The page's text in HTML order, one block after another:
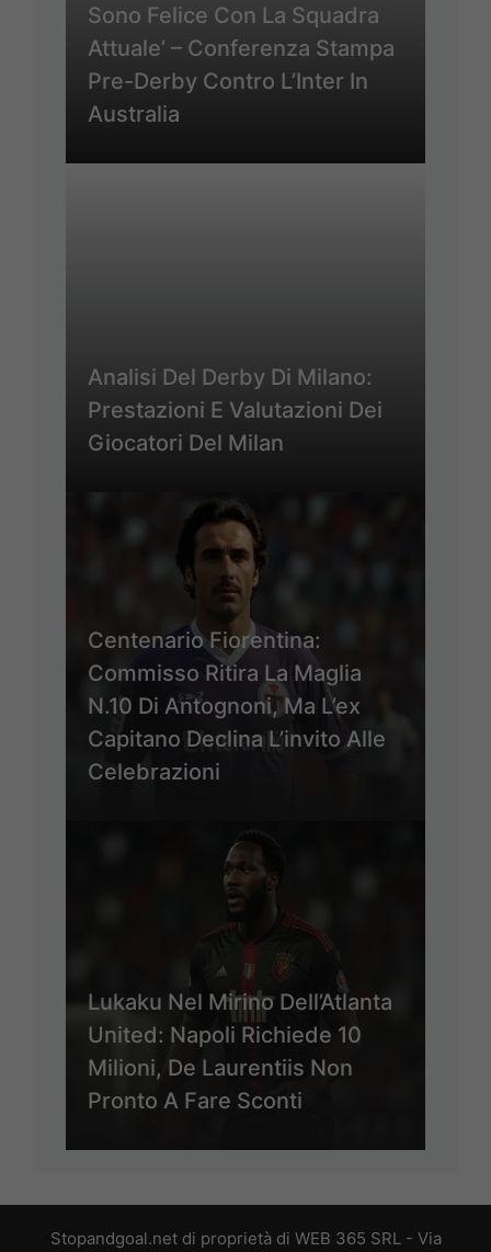
Sono Felice Con La Squadra
Attuale’ – Conferenza Stampa
Pre-Derby Contro L’Inter In
Australia
Analisi Del Derby Di Milano:
Prestazioni E Valutazioni Dei
Giocatori Del Milan
Centenario Fiorentina:
Commisso Ritira La Maglia
N.10 Di Antognoni, Ma L’ex
Capitano Declina L’invito Alle
Celebrazioni
Lukaku Nel Mirino Dell’Atlanta
United: Napoli Richiede 10
Milioni, De Laurentiis Non
Pronto A Fare Sconti
Stopandgoal.net di proprietà di WEB 365 SRL - Via